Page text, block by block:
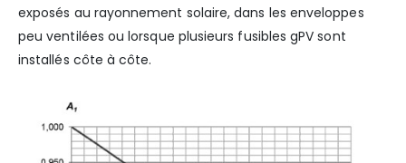
exposés au rayonnement solaire, dans les enveloppes
peu ventilées ou lorsque plusieurs fusibles gPV sont
installés côte à côte.